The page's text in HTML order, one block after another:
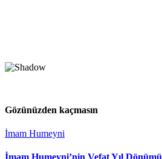
Gözünüzden kaçmasın
İmam Humeyni